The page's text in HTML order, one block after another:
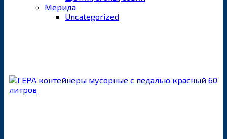
Мерида
Uncategorized